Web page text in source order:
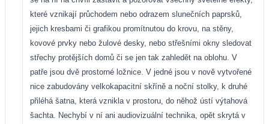
které vznikají průchodem nebo odrazem slunečních paprsků,
jejich kresbami či grafikou promítnutou do krovu, na stěny,
kovové prvky nebo žulové desky, nebo střešními okny sledovat
střechy protějších domů či se jen tak zahledět na oblohu. V
patře jsou dvě prostorné ložnice. V jedné jsou v nově vytvořené
nice zabudovány velkokapacitní skříně a noční stolky, k druhé
přiléhá šatna, která vznikla v prostoru, do něhož ústí výtahová
šachta. Nechybí v ní ani audiovizuální technika, opět skrytá v